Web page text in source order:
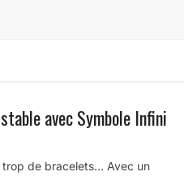
avec Symbole Infini
trop de bracelets… Avec un